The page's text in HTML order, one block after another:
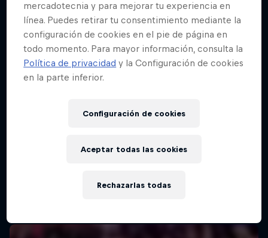
mercadotecnia y para mejorar tu experiencia en
línea. Puedes retirar tu consentimiento mediante la
configuración de cookies en el pie de página en
todo momento. Para mayor información, consulta la
Política de privacidad y la Configuración de cookies
en la parte inferior.
Configuración de cookies
Rechazarlas todas
Aceptar todas las cookies